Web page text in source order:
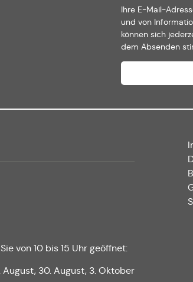
Ihre E-Mail-
und von
können sich
dem Absenden
von 10 bis 15 Uhr geöffnet:
August, 30. August, 3. Oktober